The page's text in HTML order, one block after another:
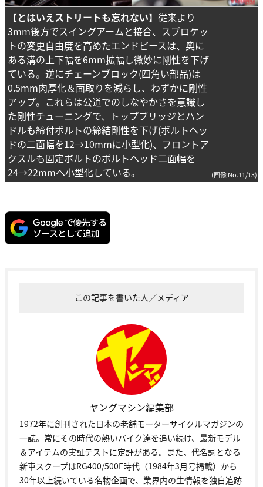
【とはいえストリートも忘れない】 従来より
3mm後方でスイングアームと接合、スプロケッ
トの変更自由度を高めたエンドピースは、奥に
ある溝の上下幅を6mm拡幅し微妙に剛性を下げ
ている。逆にチェーンブロック(四角い部品)は
0.5mm肉厚化＆面取りを減らし、わずかに剛性
アップ。これらは公道でのしなやかさを意識し
た剛性チューニングで、トップブリッジとハン
ドルも締付ボルトの締結剛性を下げ(ボルトヘッ
ドの二面幅を12→10mmに小型化)、フロントア
クスルも固定ボルトのボルトヘッド二面幅を
24→22mmへ小型化している。
(画像 No.11/13)
この記事を書いた人／メディア
ヤングマシン編集部
1972年に創刊された日本の老舗モーターサイクルマガジンの
一誌。常にその時代の熱いバイク達を追い続け、最新モデル
＆アイテムの実証テストに定評がある。また、代名詞となる
新車スクープはRG400/500Γ時代（1984年3月号掲載）から
30年以上続いている名物企画で、業界内の生情報を独自追跡